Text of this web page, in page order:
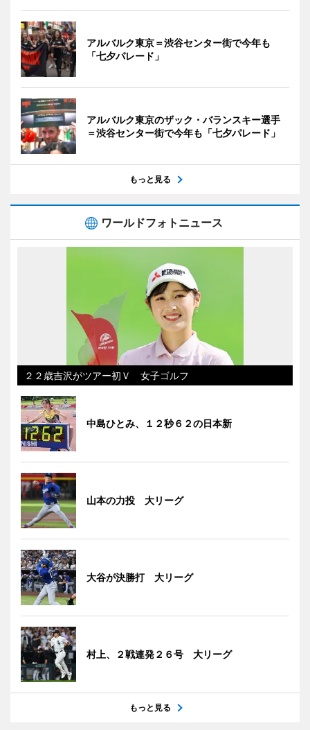
アルバルク東京＝渋谷センター街で今年も
「七夕パレード」
アルバルク東京のザック・バランスキー選手
＝渋谷センター街で今年も「七夕パレード」
もっと見る
ワールドフォトニュース
２２歳吉沢がツアー初Ｖ 女子ゴルフ
中島ひとみ、１２秒６２の日本新
山本の力投 大リーグ
大谷が決勝打 大リーグ
村上、２戦連発２６号 大リーグ
もっと見る